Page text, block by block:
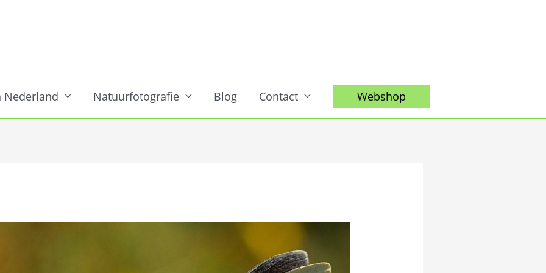
Nederland Natuurfotografie Blog Contact Webshop